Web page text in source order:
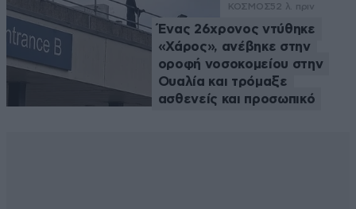
ΚΟΣΜΟΣ52 λ. πριν
Ένας 26χρονος ντύθηκε
«Χάρος», ανέβηκε στην
οροφή νοσοκομείου στην
Ουαλία και τρόμαξε
ασθενείς και προσωπικό